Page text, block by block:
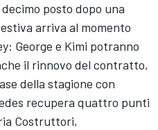
posto dopo una
arriva al momento
George e Kimi potranno
il rinnovo del contratto,
della stagione con
recupera quattro punti
Costruttori,